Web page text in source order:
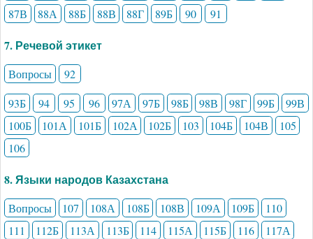
87В
88А 88Б 88В 88Г 89Б 90 91
7. Речевой этикет
Вопросы
92
93Б
94 95 96 97А 97Б 98Б 98В 98Г 99Б
99В
100Б
101А 101Б 102А 102Б 103 104Б 104В
105
106
8. Языки народов Казахстана
Вопросы 107 108А 108Б 108В 109А 109Б
110
111
112Б 113А 113Б 114 115А 115Б 116
117А